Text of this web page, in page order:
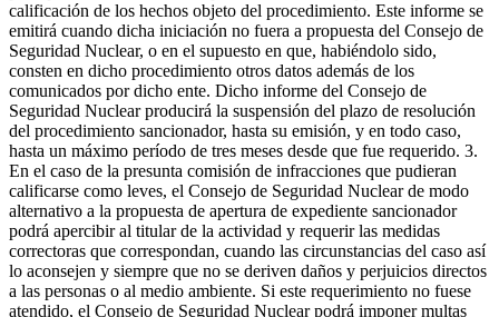
calificación de los hechos objeto del procedimiento. Este informe se
emitirá cuando dicha iniciación no fuera a propuesta del Consejo de
Seguridad Nuclear, o en el supuesto en que, habiéndolo sido,
consten en dicho procedimiento otros datos además de los
comunicados por dicho ente. Dicho informe del Consejo de
Seguridad Nuclear producirá la suspensión del plazo de resolución
del procedimiento sancionador, hasta su emisión, y en todo caso,
hasta un máximo período de tres meses desde que fue requerido. 3.
En el caso de la presunta comisión de infracciones que pudieran
calificarse como leves, el Consejo de Seguridad Nuclear de modo
alternativo a la propuesta de apertura de expediente sancionador
podrá apercibir al titular de la actividad y requerir las medidas
correctoras que correspondan, cuando las circunstancias del caso así
lo aconsejen y siempre que no se deriven daños y perjuicios directos
a las personas o al medio ambiente. Si este requerimiento no fuese
atendido, el Consejo de Seguridad Nuclear podrá imponer multas